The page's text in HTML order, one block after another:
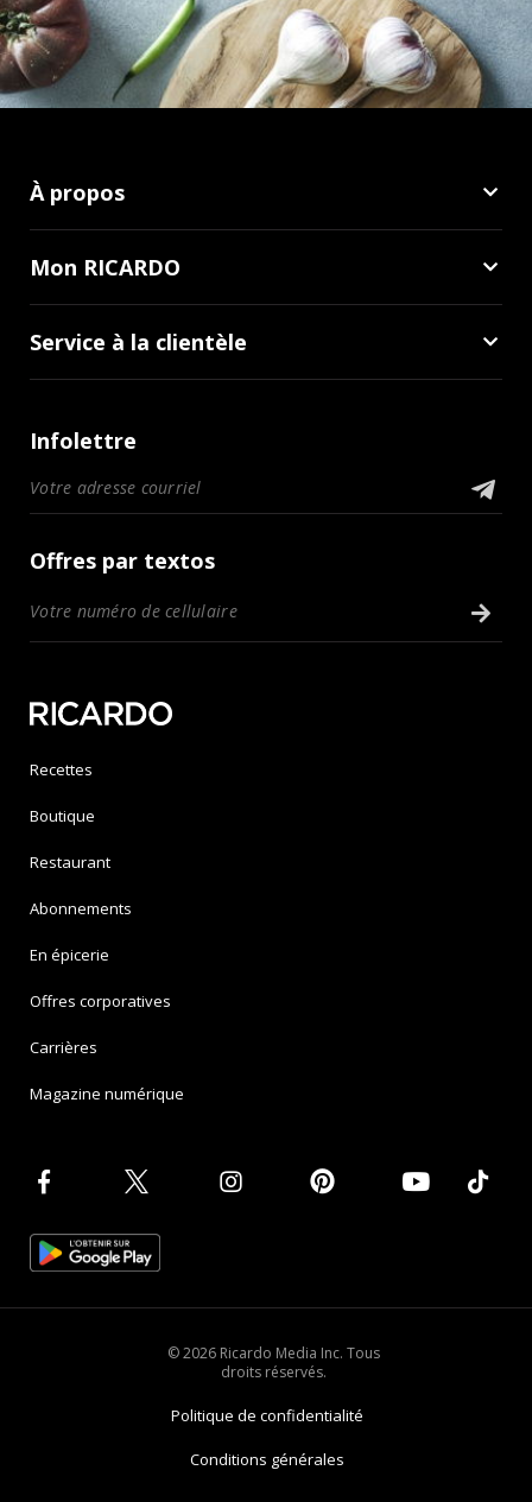
À propos
Mon RICARDO
Service à la clientèle
Infolettre
Offres par textos
Recettes
Boutique
Restaurant
Abonnements
En épicerie
Offres corporatives
Carrières
Magazine numérique
© 2026 Ricardo Media Inc. Tous
droits réservés.
Politique de confidentialité
Conditions générales